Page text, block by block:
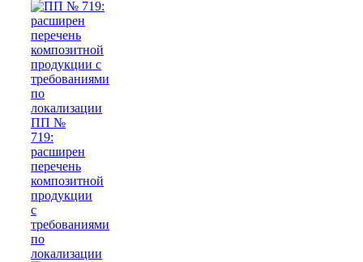
ПП №
719:
расширен
перечень
композитной
продукции
с
требованиями
по
локализации